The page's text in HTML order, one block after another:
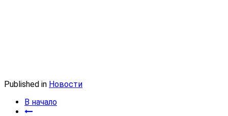
Published in Новости
В начало